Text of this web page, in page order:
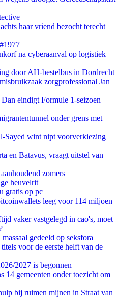
haar vriend bezocht terecht
na cyberaanval op logistiek
door AH-bestelbus in Dordrecht
zorgprofessional Jan
eindigt Formule 1-seizoen
onder grens met
Sayed wint nipt voorverkiezing
en Batavus, vraagt uitstel van
zomers
heuvelrit
gratis op pc
leeg voor 114 miljoen
vaker vastgelegd in cao's, moet
gedeeld op seksfora
voor de eerste helft van de
2027 is begonnen
14 gemeenten onder toezicht om
bij ruimen mijnen in Straat van